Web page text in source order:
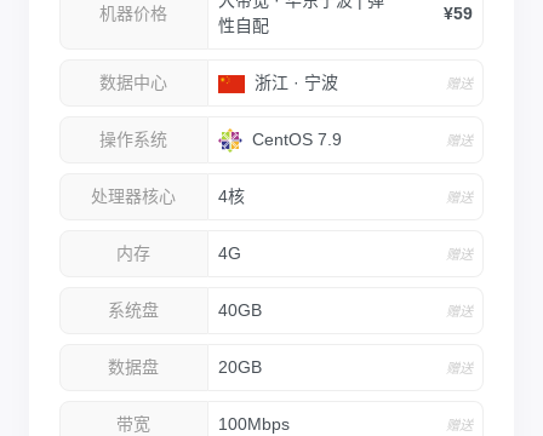
机器价格
性自配
¥59
数据中心 浙江 · 宁波 赠送
操作系统 CentOS 7.9 赠送
处理器核心 4核 赠送
内存 4G 赠送
系统盘 40GB 赠送
数据盘 20GB 赠送
带宽 100Mbps 赠送